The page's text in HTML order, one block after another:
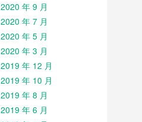
2020 年 9 月
2020 年 7 月
2020 年 5 月
2020 年 3 月
2019 年 12 月
2019 年 10 月
2019 年 8 月
2019 年 6 月